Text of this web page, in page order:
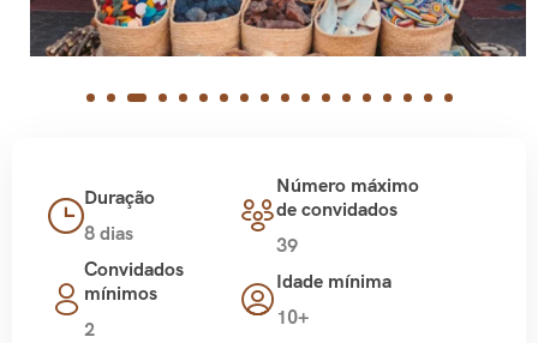
Duração
8 dias
Número máximo
de convidados
39
Convidados
mínimos
2
Idade mínima
10+